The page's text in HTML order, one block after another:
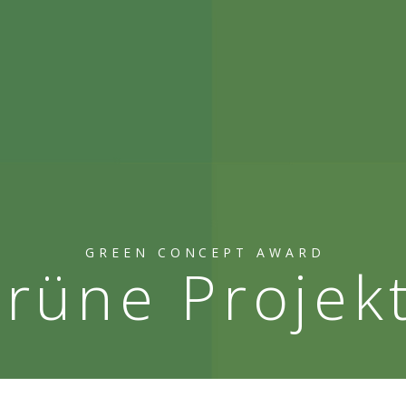
GREEN CONCEPT AWARD